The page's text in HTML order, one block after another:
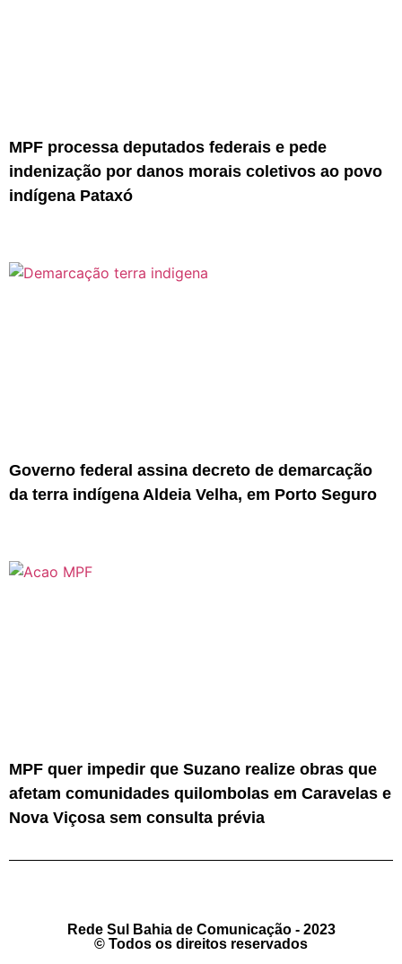
MPF processa deputados federais e pede
indenização por danos morais coletivos ao povo
indígena Pataxó
Governo federal assina decreto de demarcação
da terra indígena Aldeia Velha, em Porto Seguro
MPF quer impedir que Suzano realize obras que
afetam comunidades quilombolas em Caravelas e
Nova Viçosa sem consulta prévia
Rede Sul Bahia de Comunicação - 2023
© Todos os direitos reservados